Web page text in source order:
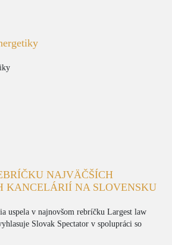
NAJVÄČŠÍCH
KANCELÁRIÍ NA SLOVENSKU
uspela v najnovšom rebríčku Largest law
Slovak Spectator v spolupráci so